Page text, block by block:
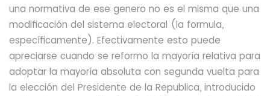
una normativa de ese genero no es el misma que una
modificación del sistema electoral (la formula,
específicamente). Efectivamente esto puede
apreciarse cuando se reformo la mayoría relativa para
adoptar la mayoría absoluta con segunda vuelta para
la elección del Presidente de la Republica, introducido